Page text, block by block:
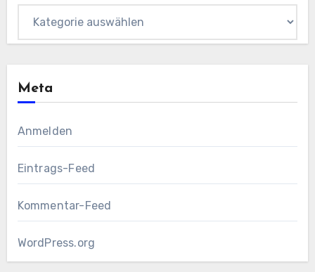
Meta
Anmelden
Eintrags-Feed
Kommentar-Feed
WordPress.org